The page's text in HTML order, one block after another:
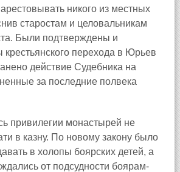
никого из местных
старостам и целовальникам
Были подтверждены и
перехода в Юрьев
действие Судебника на
за последние полвека
привилегии монастырей не
в казну. По новому закону было
в холопы боярских детей, а
от подсудности боярам-